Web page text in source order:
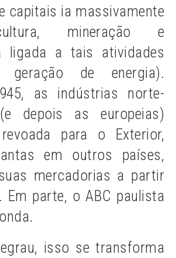
capitais ia massivamente
mineração e
ligada a tais atividades
geração de energia).
as indústrias norte-
depois as europeias)
para o Exterior,
em outros países,
mercadorias a partir
Em parte, o ABC paulista
isso se transforma